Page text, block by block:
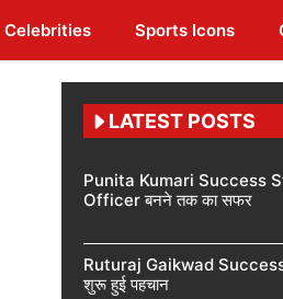
Celebrities Sports Icons
LATEST POSTS
Punita Kumari Success
Officer बनने तक का सफर
Ruturaj Gaikwad
शुरू हुई पहचान